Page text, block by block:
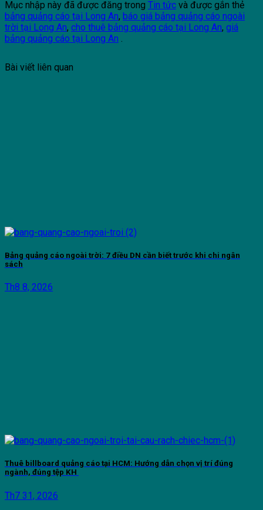
Mục nhập này đã được đăng trong Tin tức và được gắn thẻ
bảng quảng cáo tại Long An, báo giá bảng quảng cáo ngoài
trời tại Long An, cho thuê bảng quảng cáo tại Long An, giá
bảng quảng cáo tại Long An .
Bài viết liên quan
Bảng quảng cáo ngoài trời: 7 điều DN cần biết trước khi chi ngân
sách
Th8 8, 2026
Thuê billboard quảng cáo tại HCM: Hướng dẫn chọn vị trí đúng
ngành, đúng tệp KH
Th7 31, 2026